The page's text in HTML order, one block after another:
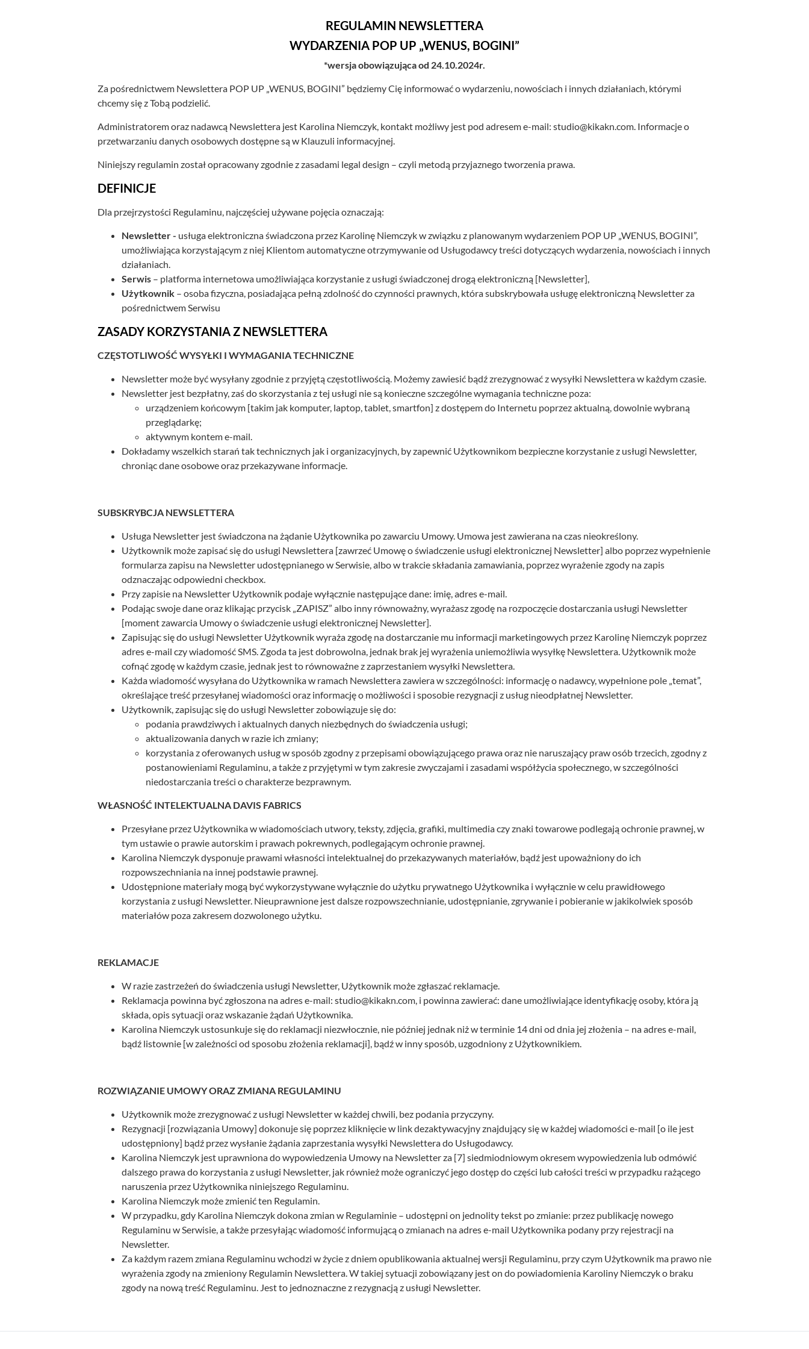
REGULAMIN NEWSLETTERA
WYDARZENIA POP UP „WENUS, BOGINI”
*wersja obowiązująca od 24.10.2024r.
Za pośrednictwem Newslettera POP UP „WENUS, BOGINI” będziemy Cię informować o wydarzeniu, nowościach i innych działaniach, którymi
chcemy się z Tobą podzielić.
Administratorem oraz nadawcą Newslettera jest Karolina Niemczyk, kontakt możliwy jest pod adresem e-mail: studio@kikakn.com. Informacje o
przetwarzaniu danych osobowych dostępne są w Klauzuli informacyjnej.
Niniejszy regulamin został opracowany zgodnie z zasadami legal design – czyli metodą przyjaznego tworzenia prawa.
DEFINICJE
Dla przejrzystości Regulaminu, najczęściej używane pojęcia oznaczają:
Newsletter - usługa elektroniczna świadczona przez Karolinę Niemczyk w związku z planowanym wydarzeniem POP UP „WENUS, BOGINI”,
umożliwiająca korzystającym z niej Klientom automatyczne otrzymywanie od Usługodawcy treści dotyczących wydarzenia, nowościach i innych
działaniach.
Serwis – platforma internetowa umożliwiająca korzystanie z usługi świadczonej drogą elektroniczną [Newsletter],
Użytkownik – osoba fizyczna, posiadająca pełną zdolność do czynności prawnych, która subskrybowała usługę elektroniczną Newsletter za
pośrednictwem Serwisu
ZASADY KORZYSTANIA Z NEWSLETTERA
CZĘSTOTLIWOŚĆ WYSYŁKI I WYMAGANIA TECHNICZNE
Newsletter może być wysyłany zgodnie z przyjętą częstotliwością. Możemy zawiesić bądź zrezygnować z wysyłki Newslettera w każdym czasie.
Newsletter jest bezpłatny, zaś do skorzystania z tej usługi nie są konieczne szczególne wymagania techniczne poza:
urządzeniem końcowym [takim jak komputer, laptop, tablet, smartfon] z dostępem do Internetu poprzez aktualną, dowolnie wybraną
przeglądarkę;
aktywnym kontem e-mail.
Dokładamy wszelkich starań tak technicznych jak i organizacyjnych, by zapewnić Użytkownikom bezpieczne korzystanie z usługi Newsletter,
chroniąc dane osobowe oraz przekazywane informacje.
SUBSKRYBCJA NEWSLETTERA
Usługa Newsletter jest świadczona na żądanie Użytkownika po zawarciu Umowy. Umowa jest zawierana na czas nieokreślony.
Użytkownik może zapisać się do usługi Newslettera [zawrzeć Umowę o świadczenie usługi elektronicznej Newsletter] albo poprzez wypełnienie
formularza zapisu na Newsletter udostępnianego w Serwisie, albo w trakcie składania zamawiania, poprzez wyrażenie zgody na zapis
odznaczając odpowiedni checkbox.
Przy zapisie na Newsletter Użytkownik podaje wyłącznie następujące dane: imię, adres e-mail.
Podając swoje dane oraz klikając przycisk „ZAPISZ” albo inny równoważny, wyrażasz zgodę na rozpoczęcie dostarczania usługi Newsletter
[moment zawarcia Umowy o świadczenie usługi elektronicznej Newsletter].
Zapisując się do usługi Newsletter Użytkownik wyraża zgodę na dostarczanie mu informacji marketingowych przez Karolinę Niemczyk poprzez
adres e-mail czy wiadomość SMS. Zgoda ta jest dobrowolna, jednak brak jej wyrażenia uniemożliwia wysyłkę Newslettera. Użytkownik może
cofnąć zgodę w każdym czasie, jednak jest to równoważne z zaprzestaniem wysyłki Newslettera.
Każda wiadomość wysyłana do Użytkownika w ramach Newslettera zawiera w szczególności: informację o nadawcy, wypełnione pole „temat”,
określające treść przesyłanej wiadomości oraz informację o możliwości i sposobie rezygnacji z usług nieodpłatnej Newsletter.
Użytkownik, zapisując się do usługi Newsletter zobowiązuje się do:
podania prawdziwych i aktualnych danych niezbędnych do świadczenia usługi;
aktualizowania danych w razie ich zmiany;
korzystania z oferowanych usług w sposób zgodny z przepisami obowiązującego prawa oraz nie naruszający praw osób trzecich, zgodny z
postanowieniami Regulaminu, a także z przyjętymi w tym zakresie zwyczajami i zasadami współżycia społecznego, w szczególności
niedostarczania treści o charakterze bezprawnym.
WŁASNOŚĆ INTELEKTUALNA DAVIS FABRICS
Przesyłane przez Użytkownika w wiadomościach utwory, teksty, zdjęcia, grafiki, multimedia czy znaki towarowe podlegają ochronie prawnej, w
tym ustawie o prawie autorskim i prawach pokrewnych, podlegającym ochronie prawnej.
Karolina Niemczyk dysponuje prawami własności intelektualnej do przekazywanych materiałów, bądź jest upoważniony do ich
rozpowszechniania na innej podstawie prawnej.
Udostępnione materiały mogą być wykorzystywane wyłącznie do użytku prywatnego Użytkownika i wyłącznie w celu prawidłowego
korzystania z usługi Newsletter. Nieuprawnione jest dalsze rozpowszechnianie, udostępnianie, zgrywanie i pobieranie w jakikolwiek sposób
materiałów poza zakresem dozwolonego użytku.
REKLAMACJE
W razie zastrzeżeń do świadczenia usługi Newsletter, Użytkownik może zgłaszać reklamacje.
Reklamacja powinna być zgłoszona na adres e-mail: studio@kikakn.com, i powinna zawierać: dane umożliwiające identyfikację osoby, która ją
składa, opis sytuacji oraz wskazanie żądań Użytkownika.
Karolina Niemczyk ustosunkuje się do reklamacji niezwłocznie, nie później jednak niż w terminie 14 dni od dnia jej złożenia – na adres e-mail,
bądź listownie [w zależności od sposobu złożenia reklamacji], bądź w inny sposób, uzgodniony z Użytkownikiem.
ROZWIĄZANIE UMOWY ORAZ ZMIANA REGULAMINU
Użytkownik może zrezygnować z usługi Newsletter w każdej chwili, bez podania przyczyny.
Rezygnacji [rozwiązania Umowy] dokonuje się poprzez kliknięcie w link dezaktywacyjny znajdujący się w każdej wiadomości e-mail [o ile jest
udostępniony] bądź przez wysłanie żądania zaprzestania wysyłki Newslettera do Usługodawcy.
Karolina Niemczyk jest uprawniona do wypowiedzenia Umowy na Newsletter za [7] siedmiodniowym okresem wypowiedzenia lub odmówić
dalszego prawa do korzystania z usługi Newsletter, jak również może ograniczyć jego dostęp do części lub całości treści w przypadku rażącego
naruszenia przez Użytkownika niniejszego Regulaminu.
Karolina Niemczyk może zmienić ten Regulamin.
W przypadku, gdy Karolina Niemczyk dokona zmian w Regulaminie – udostępni on jednolity tekst po zmianie: przez publikację nowego
Regulaminu w Serwisie, a także przesyłając wiadomość informującą o zmianach na adres e-mail Użytkownika podany przy rejestracji na
Newsletter.
Za każdym razem zmiana Regulaminu wchodzi w życie z dniem opublikowania aktualnej wersji Regulaminu, przy czym Użytkownik ma prawo nie
wyrażenia zgody na zmieniony Regulamin Newslettera. W takiej sytuacji zobowiązany jest on do powiadomienia Karoliny Niemczyk o braku
zgody na nową treść Regulaminu. Jest to jednoznaczne z rezygnacją z usługi Newsletter.